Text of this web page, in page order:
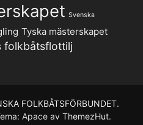
Svenska
Tyska mästerskapet
folkbåtsflottilj
FOLKBÅTSFÖRBUNDET.
Apace av ThemezHut.